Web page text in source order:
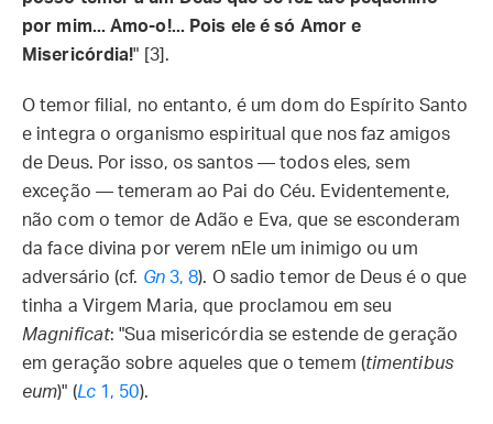
por mim... Amo-o!... Pois ele é só Amor e
Misericórdia!" [3].
O temor filial, no entanto, é um dom do Espírito Santo
e integra o organismo espiritual que nos faz amigos
de Deus. Por isso, os santos — todos eles, sem
exceção — temeram ao Pai do Céu. Evidentemente,
não com o temor de Adão e Eva, que se esconderam
da face divina por verem nEle um inimigo ou um
adversário (cf. Gn3, 8). O sadio temor de Deus é o que
tinha a Virgem Maria, que proclamou em seu
Magnificat: "Sua misericórdia se estende de geração
em geração sobre aqueles que o temem (timentibus
eum)" (Lc1, 50).